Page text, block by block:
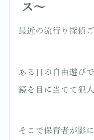
ス〜
最近の流行り探偵ご
ある日の自由遊び
鏡を目に当てて犯
そこで保育者が影